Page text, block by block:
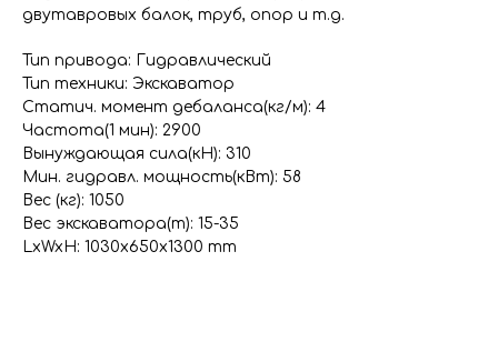
двутавровых балок, труб, опор и т.д.
Тип привода: Гидравлический
Тип техники: Экскаватор
Статич. момент дебаланса(кг/м): 4
Частота(1 мин): 2900
Вынуждающая сила(кН): 310
Мин. гидравл. мощность(кВт): 58
Вес (кг): 1050
Вес экскаватора(т): 15-35
LxWxH: 1030x650x1300 mm